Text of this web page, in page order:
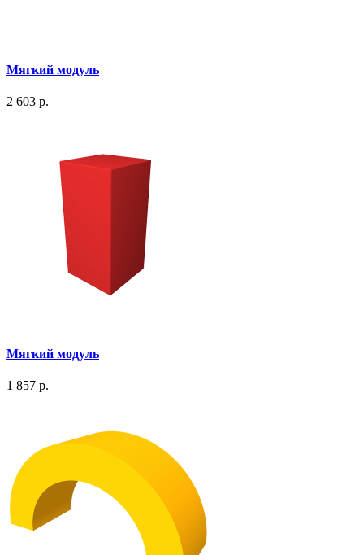
Мягкий модуль
2 603 р.
Мягкий модуль
1 857 р.